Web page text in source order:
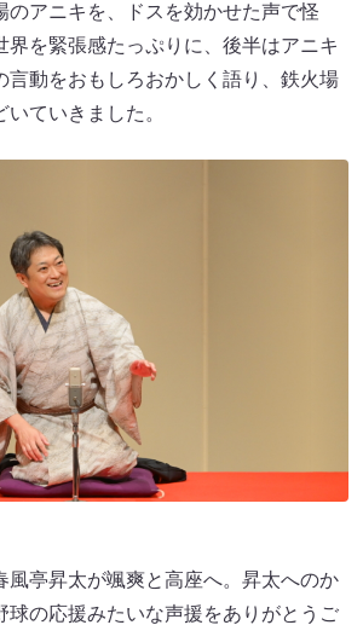
のアニキを、ドスを効かせた声で怪
界を緊張感たっぷりに、後半はアニキ
言動をおもしろおかしく語り、鉄火場
ていきました。
風亭昇太が颯爽と高座へ。昇太へのか
球の応援みたいな声援をありがとうご